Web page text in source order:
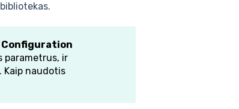
Configuration
parametrus, ir
Kaip naudotis